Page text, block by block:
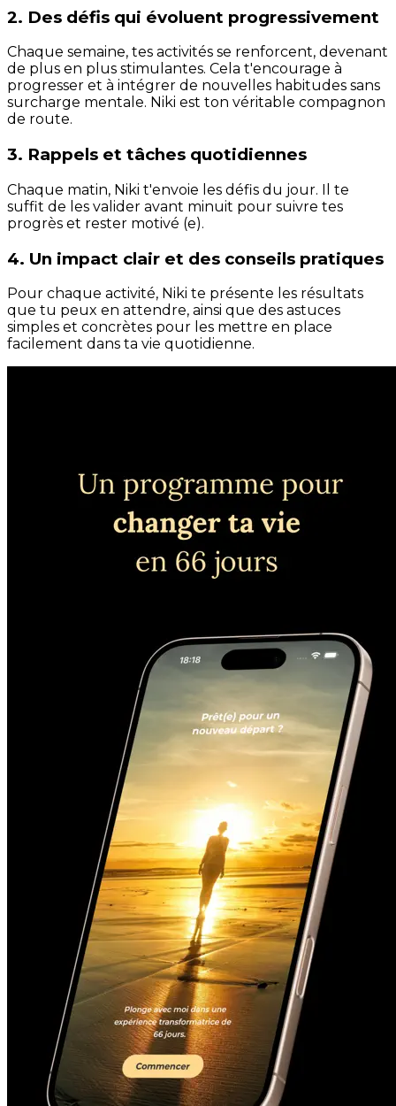
2. Des défis qui évoluent progressivement
Chaque semaine, tes activités se renforcent, devenant
de plus en plus stimulantes. Cela t'encourage à
progresser et à intégrer de nouvelles habitudes sans
surcharge mentale. Niki est ton véritable compagnon
de route.
3. Rappels et tâches quotidiennes
Chaque matin, Niki t'envoie les défis du jour. Il te
suffit de les valider avant minuit pour suivre tes
progrès et rester motivé (e).
4. Un impact clair et des conseils pratiques
Pour chaque activité, Niki te présente les résultats
que tu peux en attendre, ainsi que des astuces
simples et concrètes pour les mettre en place
facilement dans ta vie quotidienne.